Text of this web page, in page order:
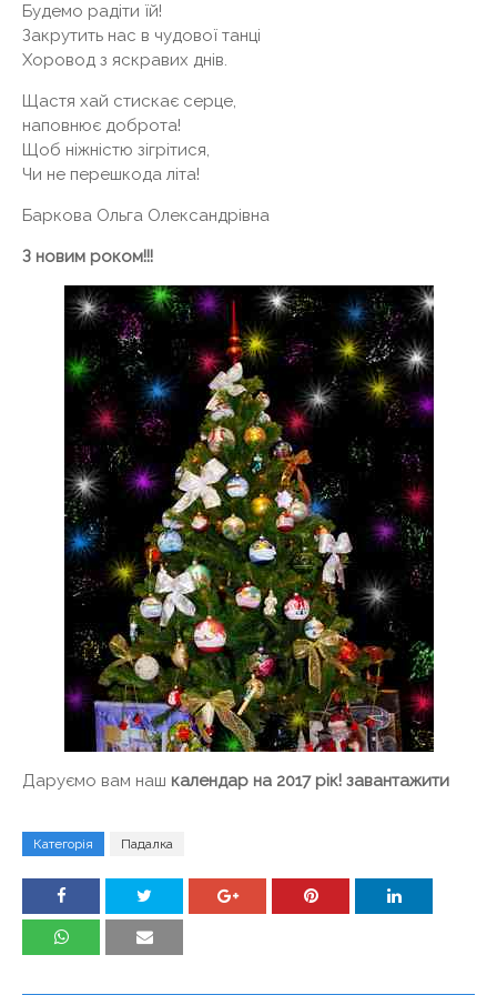
Будемо радіти їй!
Закрутить нас в чудової танці
Хоровод з яскравих днів.
Щастя хай стискає серце,
наповнює доброта!
Щоб ніжністю зігрітися,
Чи не перешкода літа!
Баркова Ольга Олександрівна
З новим роком!!!
Даруємо вам наш календар на 2017 рік! завантажити
Категорія Падалка